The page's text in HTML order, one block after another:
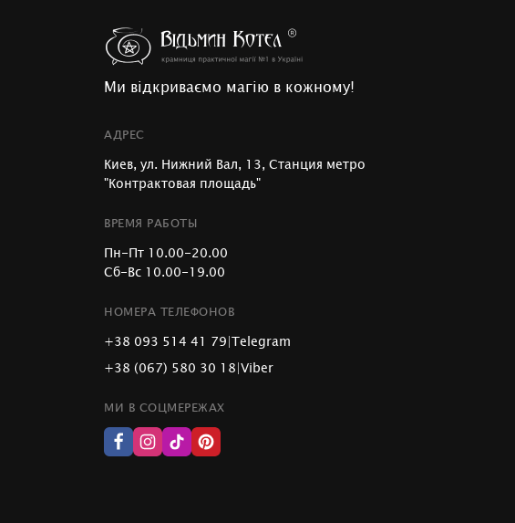
Ми відкриваємо магію в кожному!
АДРЕС
Киев, ул. Нижний Вал, 13, Станция метро
"Контрактовая площадь"
ВРЕМЯ РАБОТЫ
Пн-Пт 10.00-20.00
Сб-Вс 10.00-19.00
НОМЕРА ТЕЛЕФОНОВ
+38 093 514 41 79|Telegram
+38 (067) 580 30 18|Viber
МИ В СОЦМЕРЕЖАХ